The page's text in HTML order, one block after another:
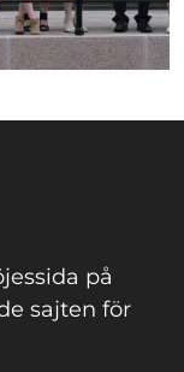
på
sajten för